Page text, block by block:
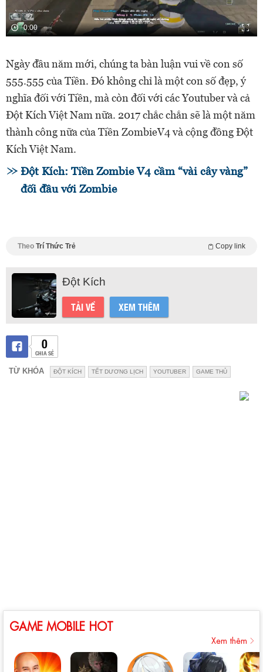
0:00
Ngày đầu năm mới, chúng ta bàn luận vui về con số
555.555 của Tiền. Đó không chỉ là một con số đẹp, ý
nghĩa đối với Tiền, mà còn đối với các Youtuber và cả
Đột Kích Việt Nam nữa. 2017 chắc chắn sẽ là một năm
thành công nữa của Tiền ZombieV4 và cộng đồng Đột
Kích Việt Nam.
Đột Kích: Tiền Zombie V4 cầm “vài cây vàng”
đối đầu với Zombie
Theo Trí Thức Trẻ Copy link
Đột Kích
TẢI VỀ XEM THÊM
0
CHIA SẺ
TỪ KHÓA ĐỘT KÍCH TẾT DƯƠNG LỊCH YOUTUBER GAME THỦ
GAME MOBILE HOT
Xem thêm